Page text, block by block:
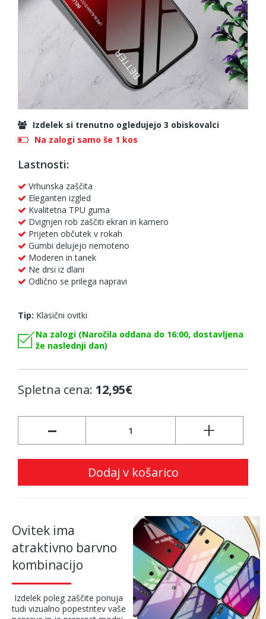
Izdelek si trenutno ogledujejo 3 obiskovalci
Na zalogi samo še 1 kos
Lastnosti:
Vrhunska zaščita
Eleganten izgled
Kvalitetna TPU guma
Dvignjen rob zaščiti ekran in kamero
Prijeten občutek v rokah
Gumbi delujejo nemoteno
Moderen in tanek
Ne drsi iz dlani
Odlično se prilega napravi
Tip: Klasični ovitki
Na zalogi (Naročila oddana do 16:00, dostavljena
že naslednji dan)
Spletna cena: 12,95€
- +
Dodaj v košarico
Ovitek ima
atraktivno barvno
kombinacijo
Izdelek poleg zaščite ponuja
tudi vizualno popestritev vaše